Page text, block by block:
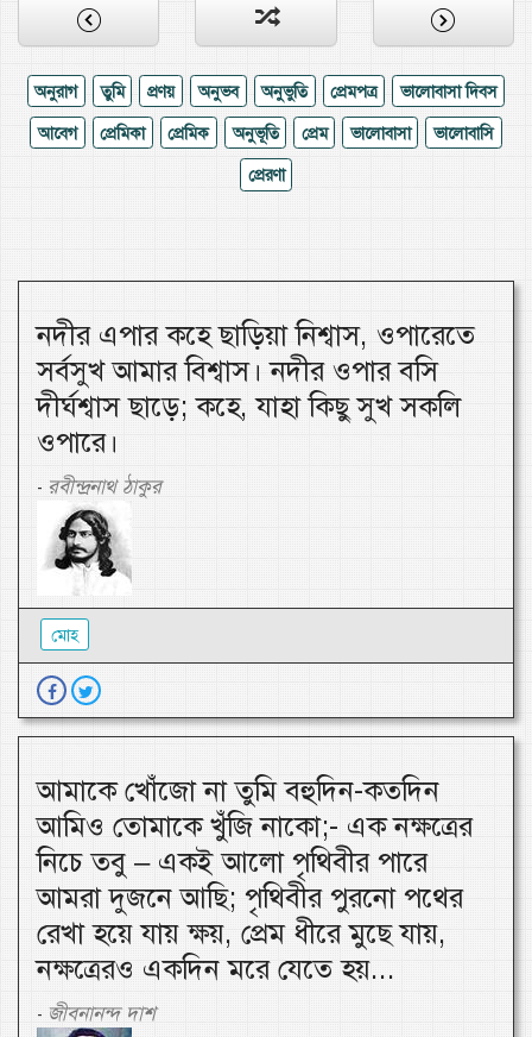
অনুরাগ তুমি প্রণয় অনুভব অনুভুতি প্রেমপত্র
ভালোবাসা দিবস
আবেগ
প্রেমিকা প্রেমিক অনুভূতি প্রেম ভালোবাসা
ভালোবাসি
প্রেরণা
নদীর এপার কহে ছাড়িয়া নিশ্বাস, ওপারেতে
সর্বসুখ আমার বিশ্বাস। নদীর ওপার বসি
দীর্ঘশ্বাস ছাড়ে; কহে, যাহা কিছু সুখ সকলি
ওপারে।
- রবীন্দ্রনাথ ঠাকুর
মোহ
আমাকে খোঁজো না তুমি বহুদিন-কতদিন
আমিও তোমাকে খুঁজি নাকো;- এক নক্ষত্রের
নিচে তবু – একই আলো পৃথিবীর পারে
আমরা দুজনে আছি; পৃথিবীর পুরনো পথের
রেখা হয়ে যায় ক্ষয়, প্রেম ধীরে মুছে যায়,
নক্ষত্রেরও একদিন মরে যেতে হয়...
- জীবনানন্দ দাশ